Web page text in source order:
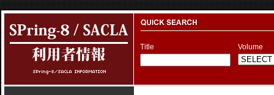
Title Volume